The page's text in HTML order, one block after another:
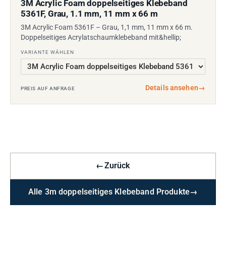
3M Acrylic Foam doppelseitiges Klebeband
5361F, Grau, 1.1 mm, 11 mm x 66 m
3M Acrylic Foam 5361F – Grau, 1,1 mm, 11 mm x 66 m.
Doppelseitiges Acrylatschaumklebeband mit&hellip;
VARIANTE WÄHLEN
PREIS AUF ANFRAGE Details ansehen→
←Zurück
Alle 3m doppelseitiges Klebeband Produkte→